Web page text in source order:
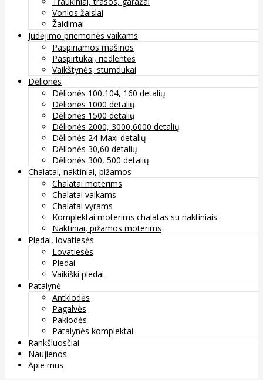
Vonios žaislai
Žaidimai
Judėjimo priemonės vaikams
Paspiriamos mašinos
Paspirtukai, riedlentės
Vaikštynės, stumdukai
Dėlionės
Dėlionės 100,104, 160 detalių
Dėlionės 1000 detalių
Dėlionės 1500 detalių
Dėlionės 2000, 3000,6000 detalių
Dėlionės 24 Maxi detalių
Dėlionės 30,60 detalių
Dėlionės 300, 500 detalių
Chalatai, naktiniai, pižamos
Chalatai moterims
Chalatai vaikams
Chalatai vyrams
Komplektai moterims chalatas su naktiniais
Naktiniai, pižamos moterims
Pledai, lovatiesės
Lovatiesės
Pledai
Vaikiški pledai
Patalynė
Antklodės
Pagalvės
Paklodės
Patalynės komplektai
Rankšluosčiai
Naujienos
Apie mus